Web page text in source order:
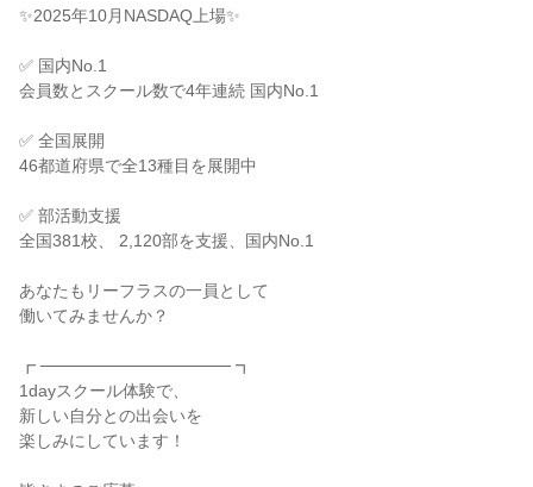
✨2025年10月NASDAQ上場✨
✅ 国内No.1
会員数とスクール数で4年連続 国内No.1
✅ 全国展開
46都道府県で全13種目を展開中
✅ 部活動支援
全国381校、 2,120部を支援、国内No.1
あなたもリーフラスの一員として
働いてみませんか？
┏ ──────────────── ┓
1dayスクール体験で、
新しい自分との出会いを
楽しみにしています！